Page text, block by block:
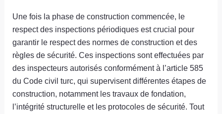
Une fois la phase de construction commencée, le
respect des inspections périodiques est crucial pour
garantir le respect des normes de construction et des
règles de sécurité. Ces inspections sont effectuées par
des inspecteurs autorisés conformément à l’article 585
du Code civil turc, qui supervisent différentes étapes de
construction, notamment les travaux de fondation,
l’intégrité structurelle et les protocoles de sécurité. Tout